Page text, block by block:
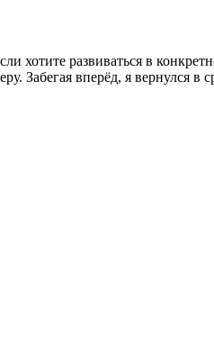
хотите развиваться в
Забегая вперёд, я вернулся